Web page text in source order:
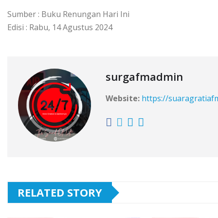
Sumber : Buku Renungan Hari Ini
Edisi : Rabu, 14 Agustus 2024
surgafmadmin
Website: https://
RELATED STORY